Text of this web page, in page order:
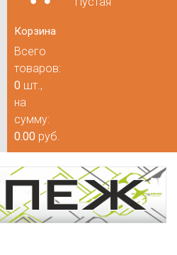
Корзина
Всего
товаров:
0 шт.,
на
сумму:
0.00 руб.